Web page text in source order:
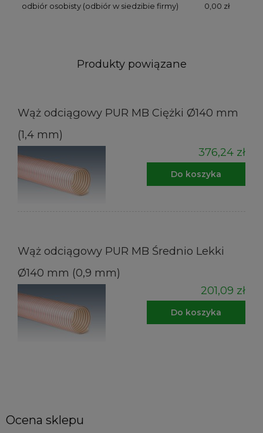
odbiór osobisty(odbiór w siedzibie firmy) 0,00 zł
Produkty powiązane
Wąż odciągowy PUR MB Ciężki Ø140 mm
(1,4 mm)
376,24 zł
Do koszyka
Wąż odciągowy PUR MB Średnio Lekki
Ø140 mm (0,9 mm)
201,09 zł
Do koszyka
Ocena sklepu